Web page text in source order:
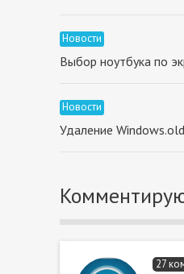
Новости
Выбор ноутбука по
Новости
Удаление
27